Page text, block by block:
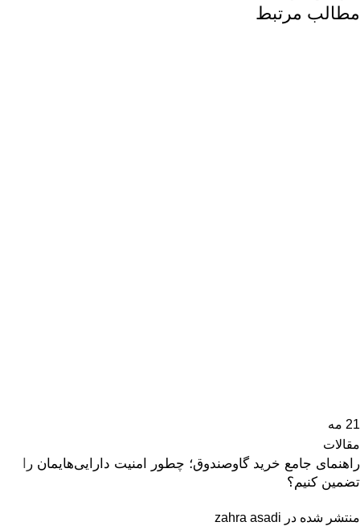
مطالب مرتبط
21 مه
مقالات
راهنمای جامع خرید گاوصندوق؛ چطور امنیت دارایی‌هایمان را
تضمین کنیم؟
منتشر شده در zahra asadi